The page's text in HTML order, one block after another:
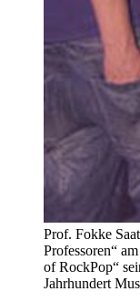
Prof. Fokke
Professoren“
of RockPop“
Jahrhundert